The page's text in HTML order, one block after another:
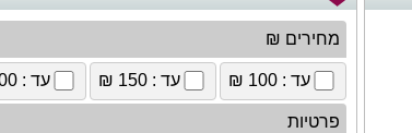
מחירים ₪
עד : 100 ₪ עד : 150 ₪ עד : 200 ₪
פרטיות